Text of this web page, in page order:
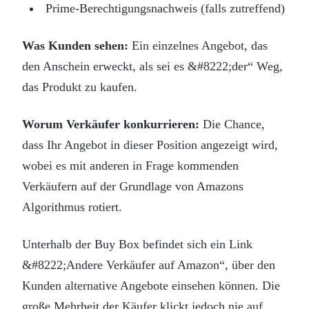
Prime-Berechtigungsnachweis (falls zutreffend)
Was Kunden sehen: Ein einzelnes Angebot, das
den Anschein erweckt, als sei es &#8222;der“ Weg,
das Produkt zu kaufen.
Worum Verkäufer konkurrieren: Die Chance,
dass Ihr Angebot in dieser Position angezeigt wird,
wobei es mit anderen in Frage kommenden
Verkäufern auf der Grundlage von Amazons
Algorithmus rotiert.
Unterhalb der Buy Box befindet sich ein Link
&#8222;Andere Verkäufer auf Amazon“, über den
Kunden alternative Angebote einsehen können. Die
große Mehrheit der Käufer klickt jedoch nie auf